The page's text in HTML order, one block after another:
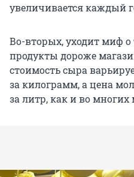
увеличивается каждый
Во-вторых, уходит миф
продукты дороже
стоимость сыра
за килограмм, а цена
за литр, как и во многих